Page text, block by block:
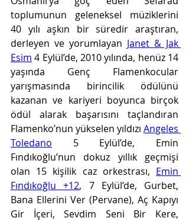
toplumunun geleneksel müziklerini
40 yılı aşkın bir süredir araştıran,
derleyen ve yorumlayan Janet & Jak
Esim 4 Eylül’de, 2010 yılında, henüz 14
yaşında Genç Flamenkocular
yarışmasında birincilik ödülünü
kazanan ve kariyeri boyunca birçok
ödül alarak başarısını taçlandıran
Flamenko’nun yükselen yıldızı Angeles
Toledano 5 Eylül’de, Emin
Fındıkoğlu’nun dokuz yıllık geçmişi
olan 15 kişilik caz orkestrası, Emin
Fındıkoğlu +12, 7 Eylül’de, Gurbet,
Bana Ellerini Ver (Pervane), Aç Kapıyı
Gir İçeri, Sevdim Seni Bir Kere,